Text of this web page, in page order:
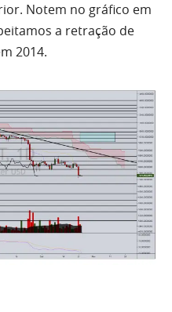
Notem no gráfico em
a retração de
2014.